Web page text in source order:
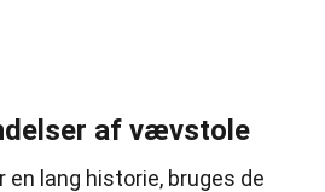
af vævstole
lang historie, bruges de